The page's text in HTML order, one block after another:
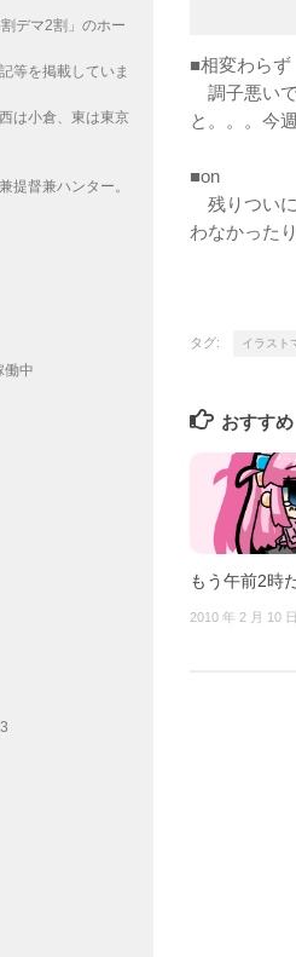
■相変わらず
調子悪い
と。。。今
■on
残りついに
わなかったり
タグ: イラスト
おすすめ
もう午前2時
2010 年 2 月 10 日
デマ2割」のホー
等を掲載していま
は小倉、東は東京
提督兼ハンター。
働中